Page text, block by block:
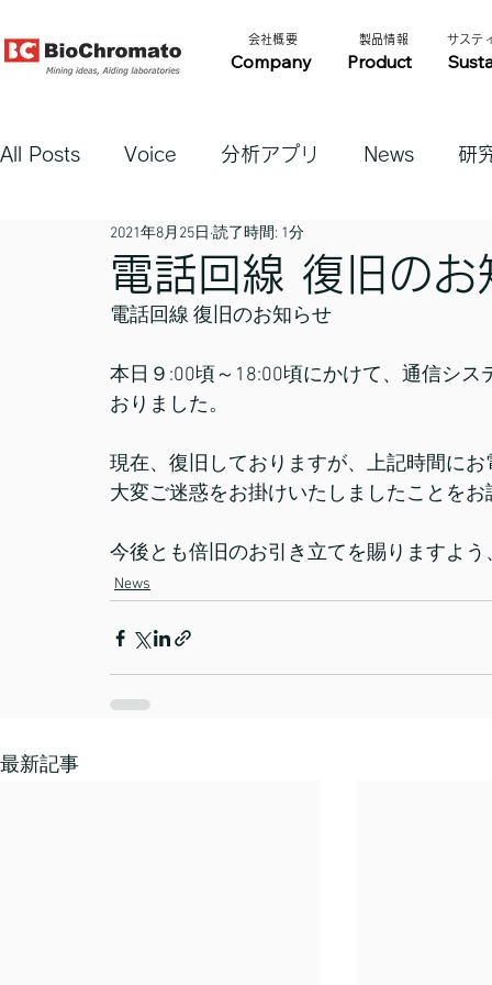
Company Product
​製品情報​​
​会社概要​​ サステ
All Posts Voice 分析アプリ News 研
電話回線 復旧のお
2021年8月25日 読了時間: 1分
電話回線 復旧のお知らせ
本日９:00頃～18:00頃にかけて、通信シ
おりました。
現在、復旧しておりますが、上記時間に
大変ご迷惑をお掛けいたしましたことを
今後とも倍旧のお引き立てを賜りますよ
News
最新記事